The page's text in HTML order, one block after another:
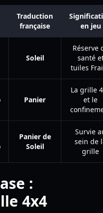
Traduction
française
en jeu
Soleil
Réserve
santé
tuiles
Panier
La grille
et le
Panier de
Soleil
Survie
sein de
grille
:
4x4